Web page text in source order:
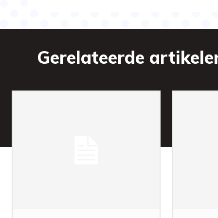
Gerelateerde